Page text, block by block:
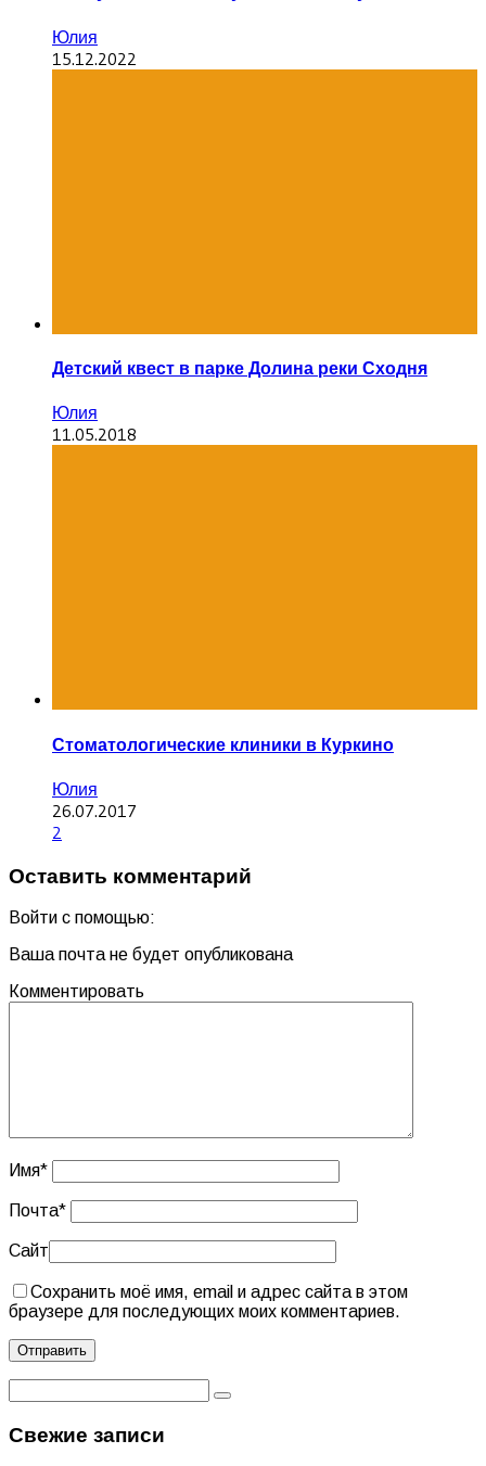
Юлия
15.12.2022
Детский квест в парке Долина реки Сходня
Юлия
11.05.2018
Стоматологические клиники в Куркино
Юлия
26.07.2017
2
Оставить комментарий
Войти с помощью:
Ваша почта не будет опубликована
Комментировать
Имя*
Почта*
Сайт
Сохранить моё имя, email и адрес сайта в этом
браузере для последующих моих комментариев.
Свежие записи